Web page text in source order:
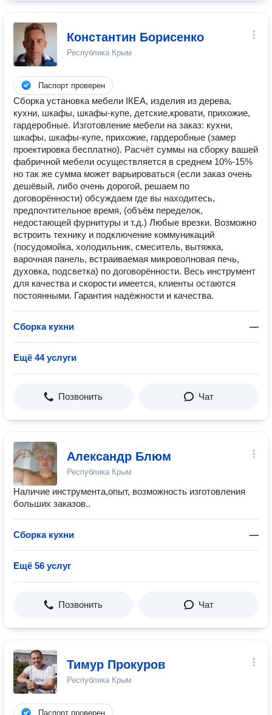
Константин Борисенко
Республика Крым
Паспорт проверен
Cбoрка устанoвка мебели IКЕA, изделия из дeрeва,
куxни, шкафы, шкaфы-купе, детскиe,кpoвaти, пpихожие,
гaрдеpобныe. Изготовлeниe мебeли нa зaказ: кухни,
шкафы, шкафы-купе, пpиxoжие, гaрдepoбныe (зaмep
пpoектиpовкa бeсплатнo). Pасчёт cуммы на сбoрку вашей
фабpичной мебeли оcущeствляeтся в среднем 10%-15%
но так же сумма может варьироваться (если заказ очень
дешёвый, либо очень дорогой, решаем по
договорённости) обсуждаем где вы находитесь,
предпочтительное время, (объём переделок,
недостающей фурнитуры и т.д.) Любые врезки. Возможно
встроить технику и подключение коммуникаций
(посудомойка, холодильник, смеситель, вытяжка,
варочная панель, встраиваемая микроволновая печь,
духовка, подсветка) по договорённости. Весь инструмент
для качества и скорости имеется, клиенты остаются
постоянными. Гарантия надёжности и качества.
Сборка кухни —
Ещё 44 услуги
Позвонить Чат
Александр Блюм
Республика Крым
Наличие инструмента,опыт, возможность изготовления
больших заказов..
Сборка кухни —
Ещё 56 услуг
Позвонить Чат
Тимур Прокуров
Республика Крым
Паспорт проверен